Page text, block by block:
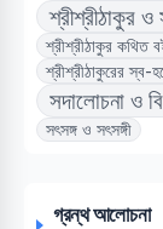
শ্রীশ্রীঠাকুর ও
শ্রীশ্রীঠাকুর কথিত
শ্রীশ্রীঠাকুরের স্ব-
সদালোচনা ও
সৎসঙ্গ ও সৎসঙ্গী
গ্রন্থ আলোচনা